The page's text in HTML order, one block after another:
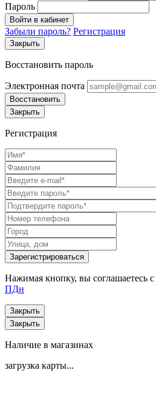
Пароль
Войти в кабинет
Забыли пароль? Регистрация
Закрыть
Восстановить пароль
Электронная почта
Восстановить
Закрыть
Регистрация
Нажимая кнопку, вы соглашаетесь с
ПДн
Закрыть
Закрыть
Наличие в магазинах
загрузка карты...